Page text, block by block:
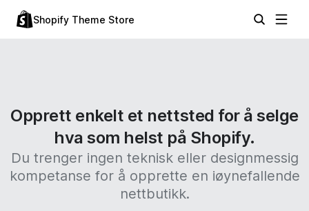
Shopify Theme Store
Opprett enkelt et nettsted for å selge
hva som helst på Shopify.
Du trenger ingen teknisk eller designmessig
kompetanse for å opprette en iøynefallende
nettbutikk.